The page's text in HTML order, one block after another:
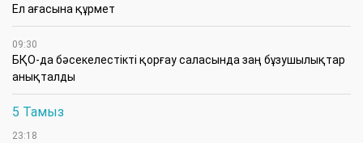
Ел ағасына құрмет
09:30
БҚО-да бәсекелестікті қорғау саласында заң бұзушылықтар
анықталды
5 Тамыз
23:18